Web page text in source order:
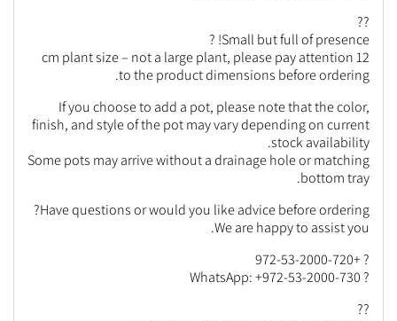
??
Small but full of presence! ?
12 cm plant size – not a large plant, please pay attention
to the product dimensions before ordering.
If you choose to add a pot, please note that the color,
finish, and style of the pot may vary depending on current
stock availability.
Some pots may arrive without a drainage hole or matching
bottom tray.
Have questions or would you like advice before ordering?
We are happy to assist you.
? +972-53-2000-720
? WhatsApp: +972-53-2000-730
??